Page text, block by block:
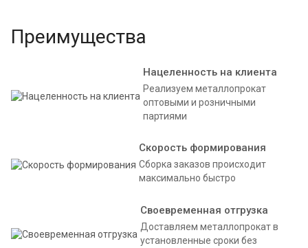
Преимущества
Нацеленность на клиента
Реализуем металлопрокат
оптовыми и розничными
партиями
Скорость формирования
Сборка заказов происходит
максимально быстро
Своевременная отгрузка
Доставляем металлопрокат в
установленные сроки без